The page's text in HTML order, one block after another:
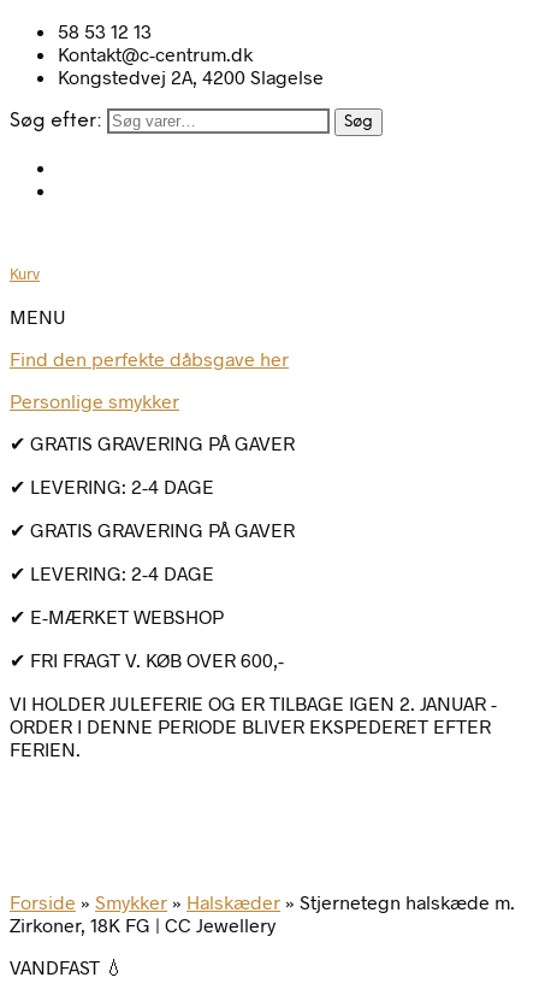
58 53 12 13
Kontakt@c-centrum.dk
Kongstedvej 2A, 4200 Slagelse
Søg efter: Søg
Kurv
MENU
Find den perfekte dåbsgave her
Personlige smykker
✔ GRATIS GRAVERING PÅ GAVER
✔ LEVERING: 2-4 DAGE
✔ GRATIS GRAVERING PÅ GAVER
✔ LEVERING: 2-4 DAGE
✔ E-MÆRKET WEBSHOP
✔ FRI FRAGT V. KØB OVER 600,-
VI HOLDER JULEFERIE OG ER TILBAGE IGEN 2. JANUAR -
ORDER I DENNE PERIODE BLIVER EKSPEDERET EFTER
FERIEN.
Forside » Smykker » Halskæder » Stjernetegn halskæde m.
Zirkoner, 18K FG | CC Jewellery
VANDFAST 💧